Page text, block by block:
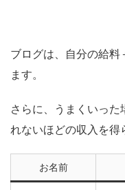
ブログは、自分の給料
ます。
さらに、うまくいっ
れないほどの収入を得
お名前